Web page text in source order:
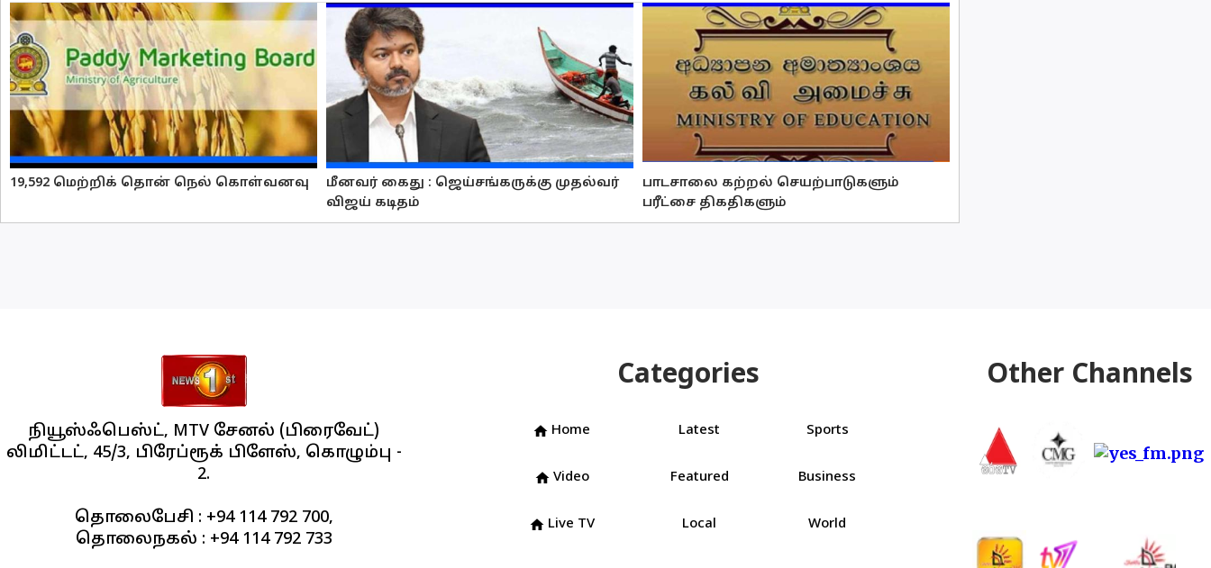
19,592 மெற்றிக் தொன் நெல் கொள்வனவு
மீனவர் கைது : ஜெய்சங்கருக்கு முதல்வர்
விஜய் கடிதம்
பாடசாலை கற்றல் செயற்பாடுகளும்
பரீட்சை திகதிகளும்
நியூஸ்ஃபெஸ்ட், MTV சேனல் (பிரைவேட்)
லிமிட்டட், 45/3, பிரேப்ரூக் பிளேஸ், கொழும்பு -
2.
தொலைபேசி : +94 114 792 700,
தொலைநகல் : +94 114 792 733
Categories
home Home Latest Sports
home Video Featured Business
home Live TV Local World
Other Channels